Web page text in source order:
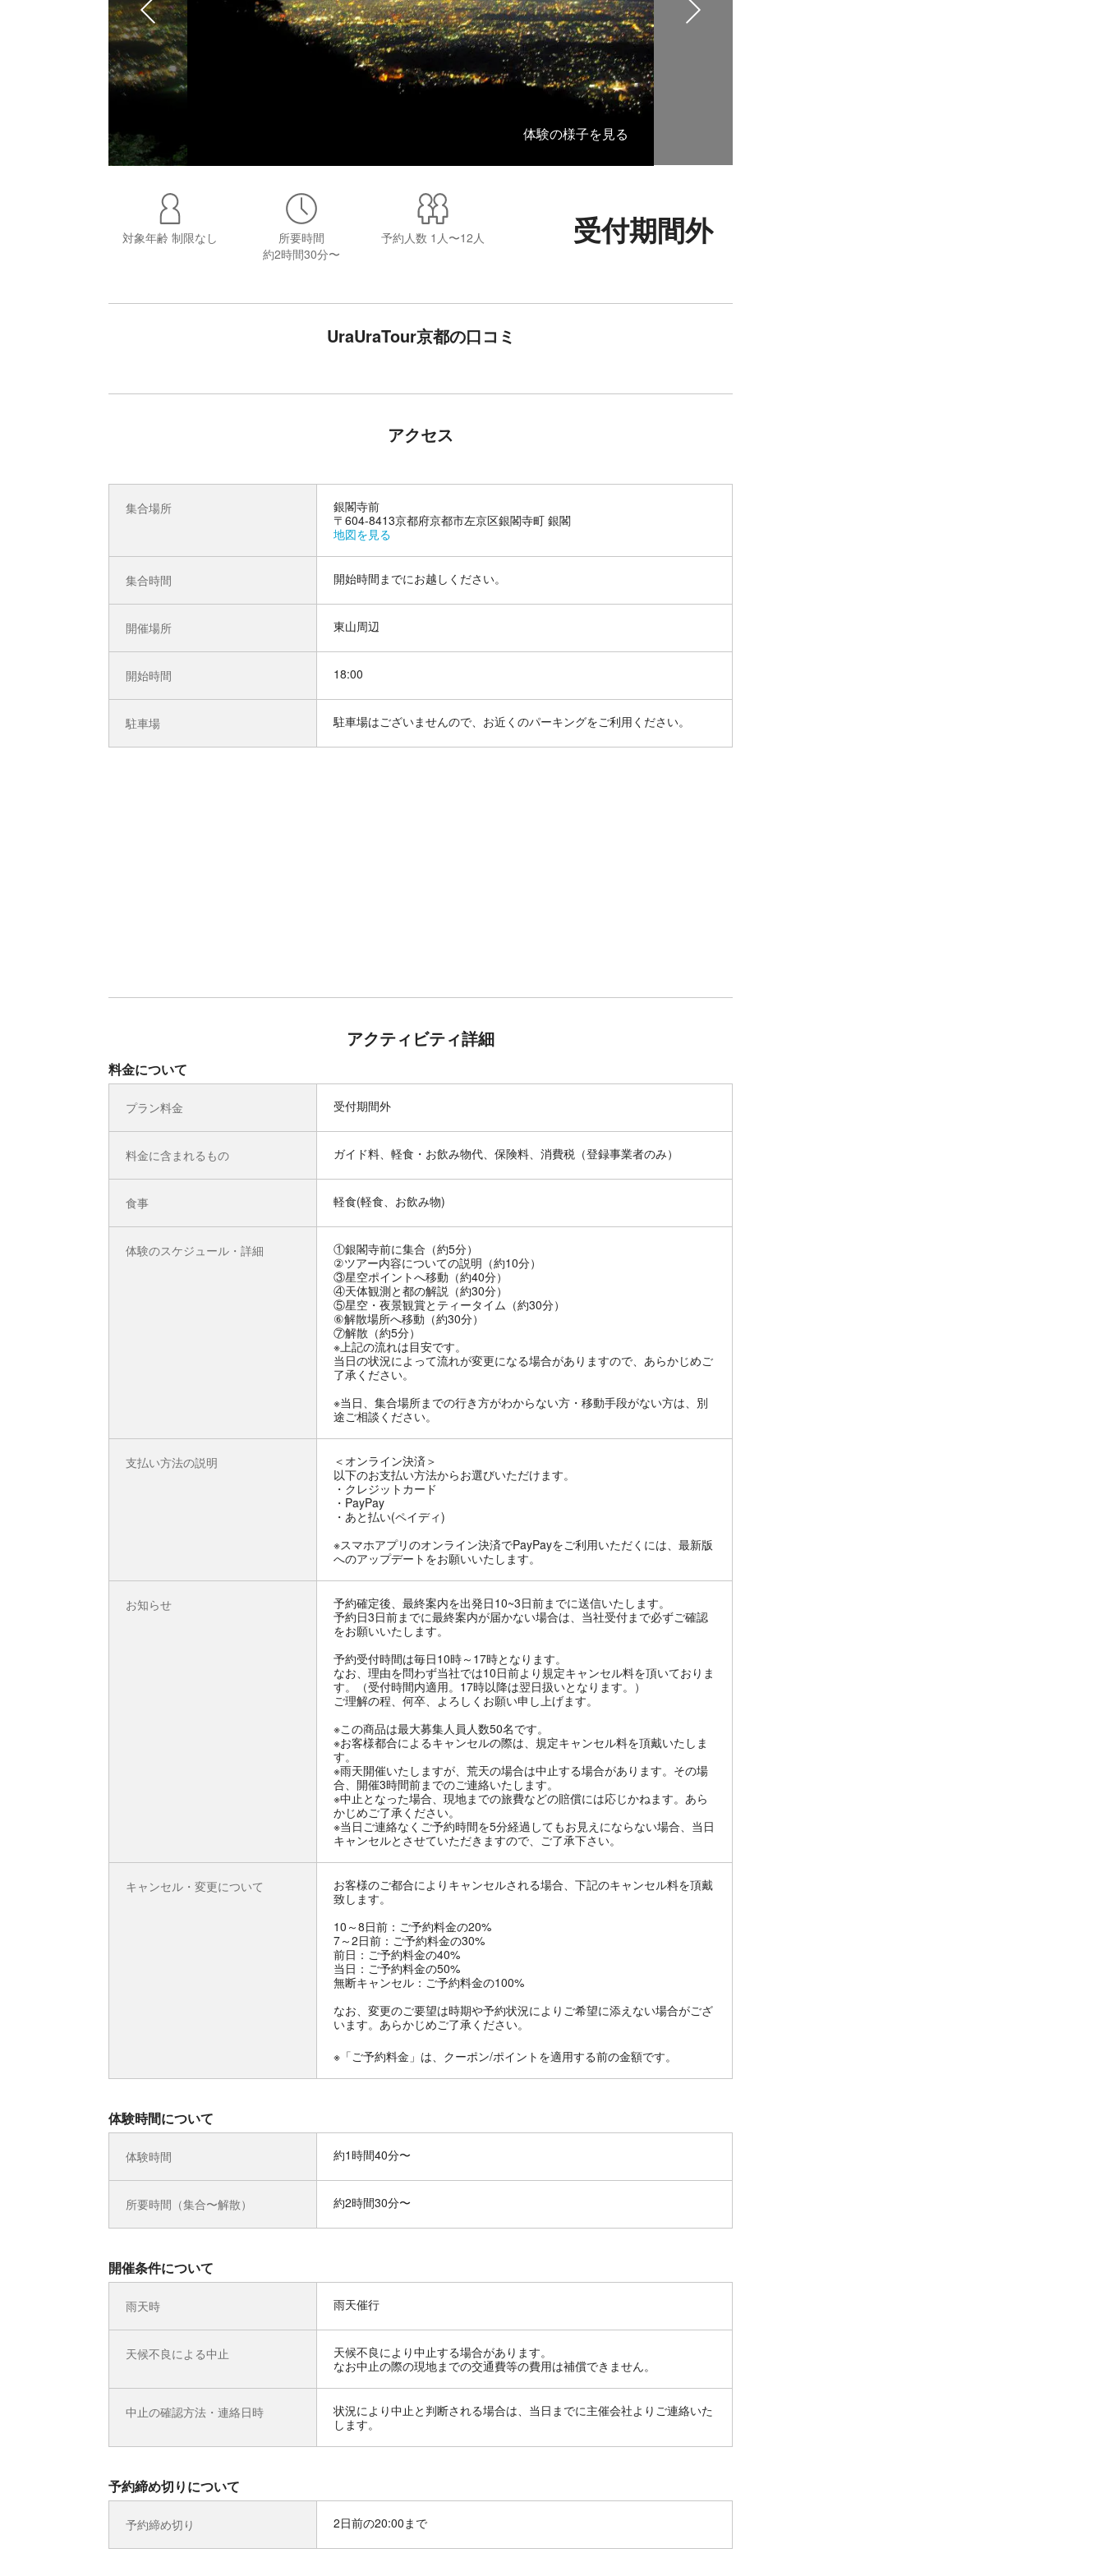
体験の様子を見る
対象年齢 制限なし
所要時間
約2時間30分〜
予約人数 1人〜12人 受付期間外
UraUraTour京都の口コミ
アクセス
集合場所
銀閣寺前
〒604-8413京都府京都市左京区銀閣寺町 銀閣
地図を見る
集合時間 開始時間までにお越しください。
開催場所 東山周辺
開始時間 18:00
駐車場 駐車場はございませんので、お近くのパーキングをご利用ください。
アクティビティ詳細
料金について
プラン料金 受付期間外
料金に含まれるもの ガイド料、軽食・お飲み物代、保険料、消費税（登録事業者のみ）
食事 軽食(軽食、お飲み物)
体験のスケジュール・詳細
①銀閣寺前に集合（約5分）
②ツアー内容についての説明（約10分）
③星空ポイントへ移動（約40分）
④天体観測と都の解説（約30分）
⑤星空・夜景観賞とティータイム（約30分）
⑥解散場所へ移動（約30分）
⑦解散（約5分）
※上記の流れは目安です。
当日の状況によって流れが変更になる場合がありますので、あらかじめご
了承ください。
※当日、集合場所までの行き方がわからない方・移動手段がない方は、別
途ご相談ください。
支払い方法の説明
＜オンライン決済＞
以下のお支払い方法からお選びいただけます。
・クレジットカード
・PayPay
・あと払い(ペイディ)
※スマホアプリのオンライン決済でPayPayをご利用いただくには、最新版
へのアップデートをお願いいたします。
お知らせ
予約確定後、最終案内を出発日10~3日前までに送信いたします。
予約日3日前までに最終案内が届かない場合は、当社受付まで必ずご確認
をお願いいたします。
予約受付時間は毎日10時～17時となります。
なお、理由を問わず当社では10日前より規定キャンセル料を頂いておりま
す。（受付時間内適用。17時以降は翌日扱いとなります。）
ご理解の程、何卒、よろしくお願い申し上げます。
※この商品は最大募集人員人数50名です。
※お客様都合によるキャンセルの際は、規定キャンセル料を頂戴いたしま
す。
※雨天開催いたしますが、荒天の場合は中止する場合があります。その場
合、開催3時間前までのご連絡いたします。
※中止となった場合、現地までの旅費などの賠償には応じかねます。あら
かじめご了承ください。
※当日ご連絡なくご予約時間を5分経過してもお見えにならない場合、当日
キャンセルとさせていただきますので、ご了承下さい。
キャンセル・変更について
お客様のご都合によりキャンセルされる場合、下記のキャンセル料を頂戴
致します。
10～8日前：ご予約料金の20%
7～2日前：ご予約料金の30%
前日：ご予約料金の40%
当日：ご予約料金の50%
無断キャンセル：ご予約料金の100%
なお、変更のご要望は時期や予約状況によりご希望に添えない場合がござ
います。あらかじめご了承ください。
※「ご予約料金」は、クーポン/ポイントを適用する前の金額です。
体験時間について
体験時間 約1時間40分〜
所要時間（集合〜解散） 約2時間30分〜
開催条件について
雨天時 雨天催行
天候不良による中止
天候不良により中止する場合があります。
なお中止の際の現地までの交通費等の費用は補償できません。
中止の確認方法・連絡日時
状況により中止と判断される場合は、当日までに主催会社よりご連絡いた
します。
予約締め切りについて
予約締め切り 2日前の20:00まで